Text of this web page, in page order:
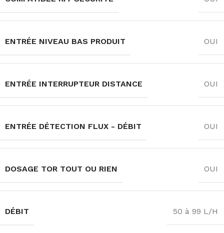
ENTRÉE NIVEAU BAS PRODUIT OUI
ENTRÉE INTERRUPTEUR DISTANCE OUI
ENTRÉE DÉTECTION FLUX - DÉBIT OUI
DOSAGE TOR TOUT OU RIEN OUI
DÉBIT 50 à 99 L/H